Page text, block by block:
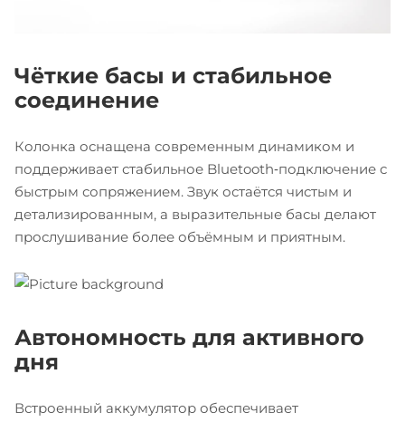
Чёткие басы и стабильное
соединение
Колонка оснащена современным динамиком и
поддерживает стабильное Bluetooth‑подключение с
быстрым сопряжением. Звук остаётся чистым и
детализированным, а выразительные басы делают
прослушивание более объёмным и приятным.
Автономность для активного
дня
Встроенный аккумулятор обеспечивает